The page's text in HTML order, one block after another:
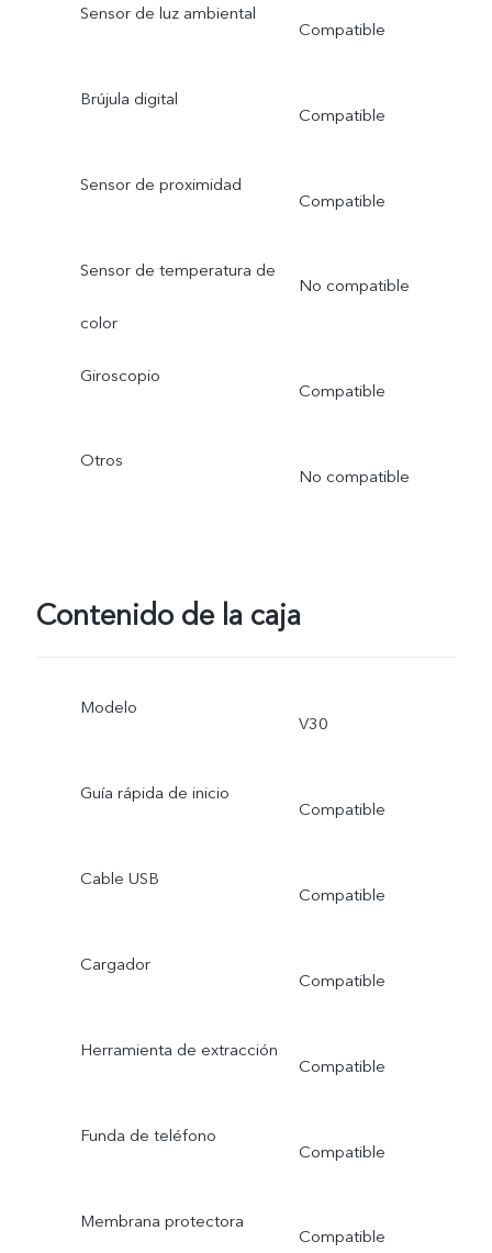
Sensor de luz ambiental
Compatible
Brújula digital
Compatible
Sensor de proximidad
Compatible
Sensor de temperatura de
color
No compatible
Giroscopio
Compatible
Otros
No compatible
Contenido de la caja
Modelo
V30
Guía rápida de inicio
Compatible
Cable USB
Compatible
Cargador
Compatible
Herramienta de extracción
Compatible
Funda de teléfono
Compatible
Membrana protectora
Compatible